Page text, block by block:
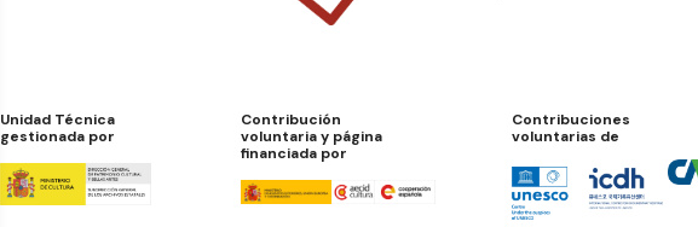
Unidad Técnica
gestionada por
Contribución
voluntaria y página
financiada por
Contribuciones
voluntarias de